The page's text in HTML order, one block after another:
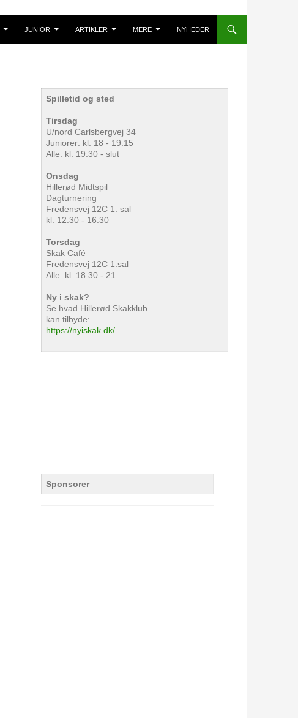
JUNIOR ARTIKLER MERE NYHEDER
Spilletid og sted
Tirsdag
U/nord Carlsbergvej 34
Juniorer: kl. 18 - 19.15
Alle: kl. 19.30 - slut
Onsdag
Hillerød Midtspil
Dagturnering
Fredensvej 12C 1. sal
kl. 12:30 - 16:30
Torsdag
Skak Café
Fredensvej 12C 1.sal
Alle: kl. 18.30 - 21
Ny i skak?
Se hvad Hillerød Skakklub
kan tilbyde:
https://nyiskak.dk/
Sponsorer